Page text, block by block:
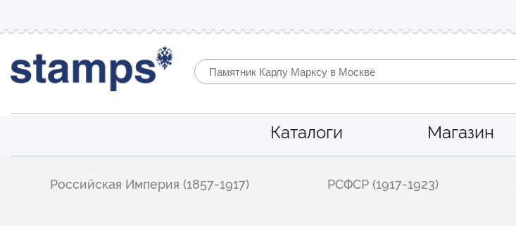
Каталоги Магазин
Российская Империя (1857-1917) РСФСР (1917-1923)